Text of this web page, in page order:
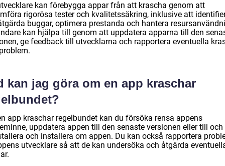
kan förebygga appar från att krascha genom att
rigorösa tester och kvalitetssäkring, inklusive att
buggar, optimera prestanda och hantera
kan hjälpa till genom att uppdatera apparna till den
ge feedback till utvecklarna och rapportera eventuella
kan jag göra om en app kraschar
app kraschar regelbundet kan du försöka rensa appens
uppdatera appen till den senaste versionen eller till och
och installera om appen. Du kan också rapportera
utvecklare så att de kan undersöka och åtgärda